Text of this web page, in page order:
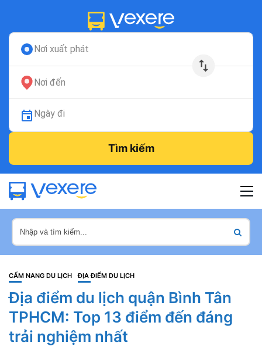
Nơi xuất phát
Nơi đến
Ngày đi
Tìm kiếm
CẨM NANG DU LỊCH ĐỊA ĐIỂM DU LỊCH
Địa điểm du lịch quận Bình Tân
TPHCM: Top 13 điểm đến đáng
trải nghiệm nhất